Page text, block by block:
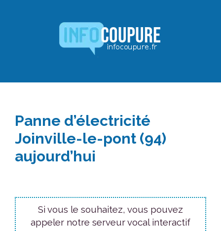
Panne d’électricité
Joinville-le-pont (94)
aujourd’hui
Si vous le souhaitez, vous pouvez
appeler notre serveur vocal interactif